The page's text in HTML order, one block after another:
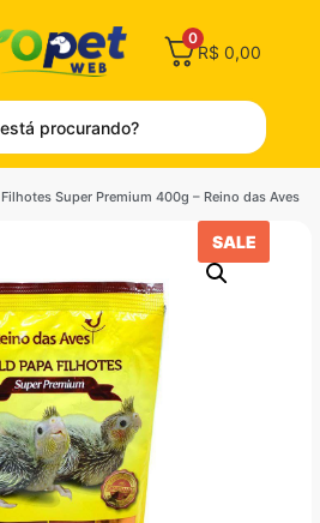
0
R$ 0,00
Super Premium 400g – Reino das Aves
SALE